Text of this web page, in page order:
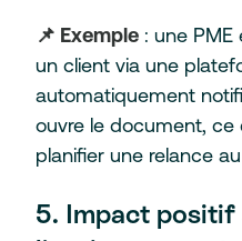
📌 Exemple: une PME
un client via une
automatiquement
ouvre le document, ce
planifier une relance
5. Impact positif